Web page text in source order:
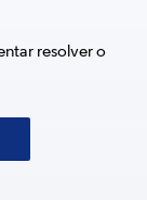
resolver o